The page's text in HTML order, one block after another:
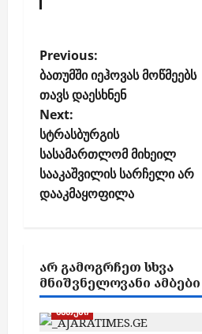
P
o
s
t
n
a
v
t
i
o
Previous:
ბათუმში იეჰოვას მოწმეებს
თავს დაესხნენ
Next:
სტრასბურგის
სასამართლომ მიხეილ
სააკაშვილის სარჩელი არ
დააკმაყოფილა
ᲐᲠ ᲒᲐᲛᲝᲒᲠᲩᲔᲗ ᲡᲮᲕᲐ
ᲛᲜᲘᲨᲕᲜᲔᲚᲝᲕᲐᲜᲘ ᲐᲛᲑᲔᲑᲘ
ბათუმი